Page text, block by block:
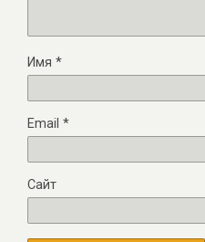
Имя *
Email *
Сайт